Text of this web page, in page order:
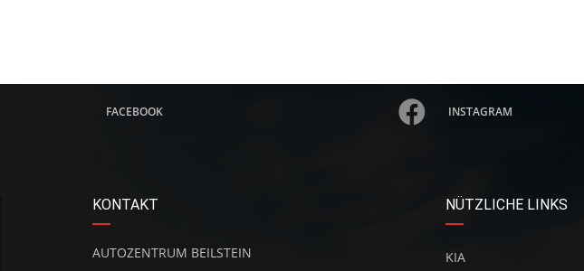
FACEBOOK INSTAGRAM
KONTAKT
AUTOZENTRUM BEILSTEIN
NÜTZLICHE LINKS
KIA